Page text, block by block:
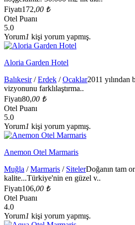
Fiyatı172,00 ₺
Otel Puanı
5.0
Yorum1 kişi yorum yapmış.
Aloria Garden Hotel
Balıkesir/Erdek /Ocaklar2011 yılından
vizyonunu farklılaştırma..
Fiyatı80,00 ₺
Otel Puanı
5.0
Yorum1 kişi yorum yapmış.
Anemon Otel Marmaris
Muğla /Marmaris / SitelerDoğanın tam
kalite...Türkiye'nin en güzel v..
Fiyatı106,00 ₺
Otel Puanı
4.0
Yorum1 kişi yorum yapmış.